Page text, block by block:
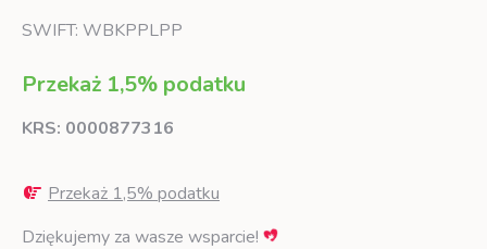
SWIFT: WBKPPLPP
Przekaż 1,5% podatku
KRS: 0000877316
Przekaż 1,5% podatku
Dziękujemy za wasze wsparcie!